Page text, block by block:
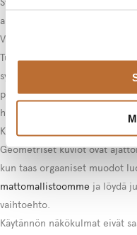
Synteettisten kuitujen edut
allergisoivien aineiden
Värimaailma vaikuttaa
Tummat sävyt piilottavat likaa
synkän. Vaaleat värit avaavat
puhdistuskertoja. Nykyiset
hillittyjä sävypaletteja, jotka
Kuviointi tarjoaa
Geometriset kuviot ovat
kun taas orgaaniset muodot
mattomallistoomme ja löydä
vaihtoehto.
Käytännön näkökulmat eivät